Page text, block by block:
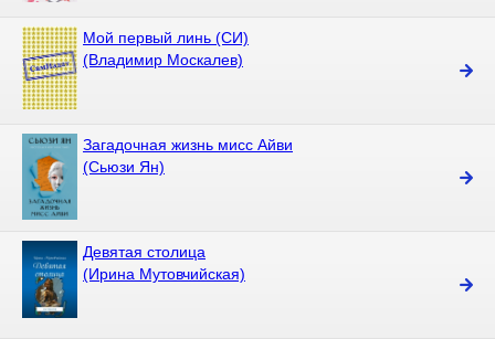
Мой первый линь (СИ)
(Владимир Москалев)
Загадочная жизнь мисс Айви
(Сьюзи Ян)
Девятая столица
(Ирина Мутовчийская)